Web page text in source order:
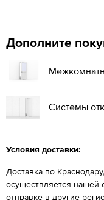
Дополните
Системы
Условия доставки:
Доставка по
осуществляется нашей
отправке в другие